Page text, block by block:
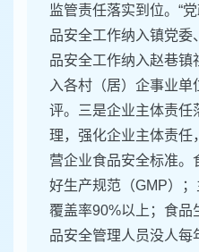
监管责任落实到位。“
品安全工作纳入镇党委
品安全工作纳入赵巷镇
入各村（居）企事业
评。三是企业主体责任
理，强化企业主体责任
营企业食品安全标准。
好生产规范（GMP）
覆盖率90%以上；食品
品安全管理人员没人每